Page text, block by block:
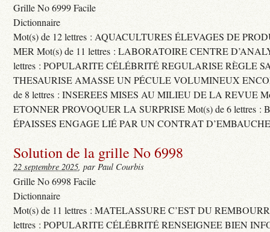
Grille No 6999 Facile
Dictionnaire
Mot(s) de 12 lettres : AQUACULTURES ÉLEVAGES DE
MER Mot(s) de 11 lettres : LABORATOIRE CENTRE
lettres : POPULARITE CÉLÉBRITÉ REGULARISE RÈGLE
THESAURISE AMASSE UN PÉCULE VOLUMINEUX
de 8 lettres : INSEREES MISES AU MILIEU DE LA REVUE
ETONNER PROVOQUER LA SURPRISE Mot(s) de 6 lettres :
ÉPAISSES ENGAGE LIÉ PAR UN CONTRAT
Solution de la grille No 6998
22 septembre 2025, par Paul Courbis
Grille No 6998 Facile
Dictionnaire
Mot(s) de 11 lettres : MATELASSURE C’EST DU
lettres : POPULARITE CÉLÉBRITÉ RENSEIGNEE BIEN